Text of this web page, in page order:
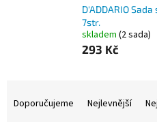
D'ADDARIO
7str.
skladem (2 sada)
293 Kč
Doporučujeme Nejlevnější